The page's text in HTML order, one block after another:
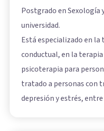
Postgrado en Sexología
universidad.
Está especializado en
conductual, en la terapia
psicoterapia para
tratado a personas con
depresión y estrés,